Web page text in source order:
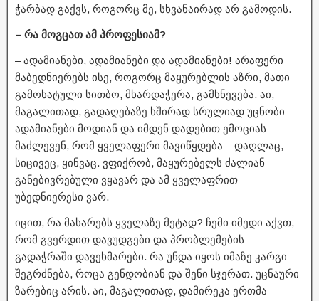
ჭარბად გაქვს, როგორც მე, სხვანაირად არ გამოდის.
– რა მოგცათ ამ პროფესიამ?
– ადამიანები, ადამიანები და ადამიანები! არაფერი
მაბედნიერებს ისე, როგორც მაყურებლის აზრი, მათი
გამოხატული სითბო, მხარდაჭერა, გამხნევება. აი,
მაგალითად, გადაღებაზე ხშირად სრულიად უცნობი
ადამიანები მოდიან და იმდენ დადებით ემოციას
მაძლევენ, რომ ყველაფერი მავიწყდება – დაღლაც,
სიცივეც, ყინვაც. ვფიქრობ, მაყურებელს ძალიან
განებივრებული ვყავარ და ამ ყველაფრით
უბედნიერესი ვარ.
იცით, რა მახარებს ყველაზე მეტად? ჩემი იმედი აქვთ,
რომ გვერდით დავუდგები და პრობლემების
გადაჭრაში დავეხმარები. რა უნდა იყოს იმაზე კარგი
შეგრძნება, როცა გენდობიან და შენი სჯერათ. უცნაური
ზარებიც არის. აი, მაგალითად, დამირეკა ერთმა